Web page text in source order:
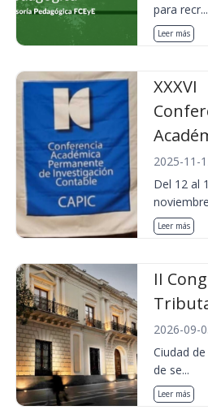
para recr...
Leer más
XXXVI
2025-11-
Del 12 al
Leer más
II
2026-09-
Ciudad
de se...
Leer más